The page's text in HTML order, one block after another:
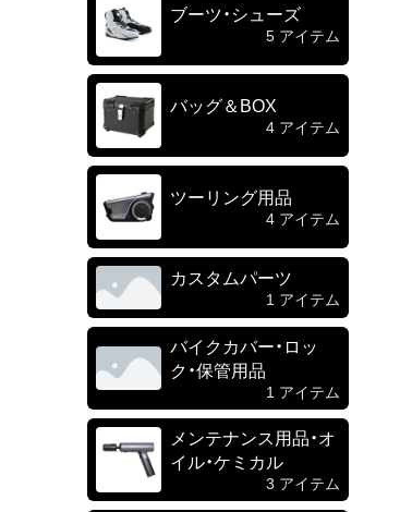
ブーツ・シューズ
5 アイテム
バッグ＆BOX
4 アイテム
ツーリング用品
4 アイテム
カスタムパーツ
1 アイテム
バイクカバー・ロッ
ク・保管用品
1 アイテム
メンテナンス用品・オ
イル・ケミカル
3 アイテム